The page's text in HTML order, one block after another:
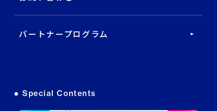
DECA オンライン接客
パートナープログラム
Special Contents